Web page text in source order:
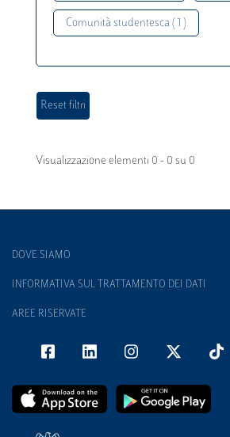
Comunità studentesca ( 1 )
Visualizzazione elementi 0 - 0 su 0
DOVE SIAMO
INFORMATIVA SUL TRATTAMENTO DEI DATI
AREE RISERVATE